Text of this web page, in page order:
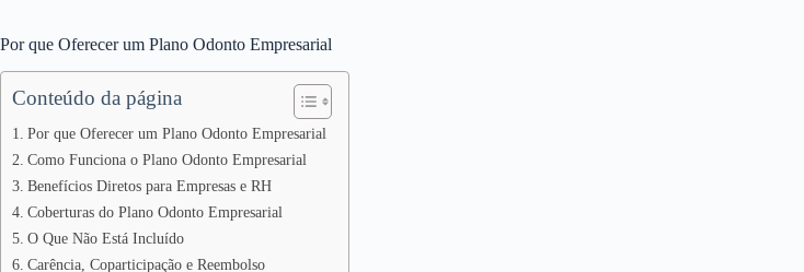
Por que Oferecer um Plano Odonto Empresarial
Conteúdo da página
Por que Oferecer um Plano Odonto Empresarial
Como Funciona o Plano Odonto Empresarial
Benefícios Diretos para Empresas e RH
Coberturas do Plano Odonto Empresarial
O Que Não Está Incluído
Carência, Coparticipação e Reembolso